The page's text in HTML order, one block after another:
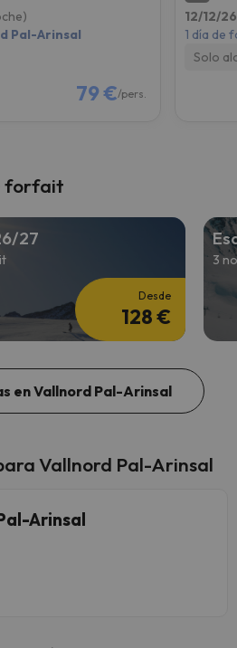
Pal-Arinsal
79 €/pers.
12/12/
1 día de
Solo
forfait
27
Desde
128 €
3
en Vallnord Pal-Arinsal
Vallnord Pal-Arinsal
Arinsal